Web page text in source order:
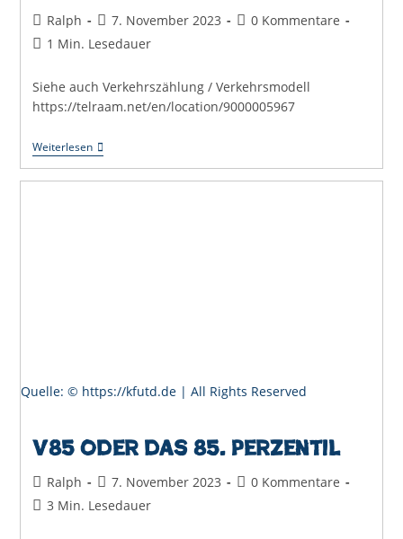
Beitrags-
Autor:
Ralph
Beitrag
veröffentlicht:
7. November 2023
Beitrags-
0 Kommentare
Lesedauer:
1 Min. Lesedauer
Siehe auch Verkehrszählung / Verkehrsmodell
https://telraam.net/en/location/9000005967
WeiterlesenVerkehrszählungen
Weingartenstraße
Quelle: © https://kfutd.de | All Rights Reserved
V85 oder das 85. Perzentil
Beitrags-
Autor:
Ralph
Beitrag
veröffentlicht:
7. November 2023
Beitrags-
0 Kommentare
Lesedauer:
3 Min. Lesedauer